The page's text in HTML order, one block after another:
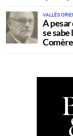
VALLÉS
A pesar
se
Comère